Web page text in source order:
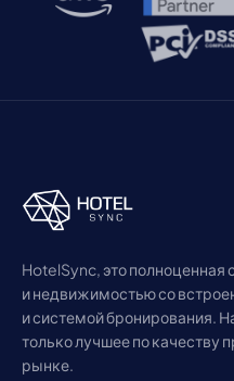
HotelSync, это полноценная
и недвижимостью со
и системой бронирования.
только лучшее по качеству
рынке.